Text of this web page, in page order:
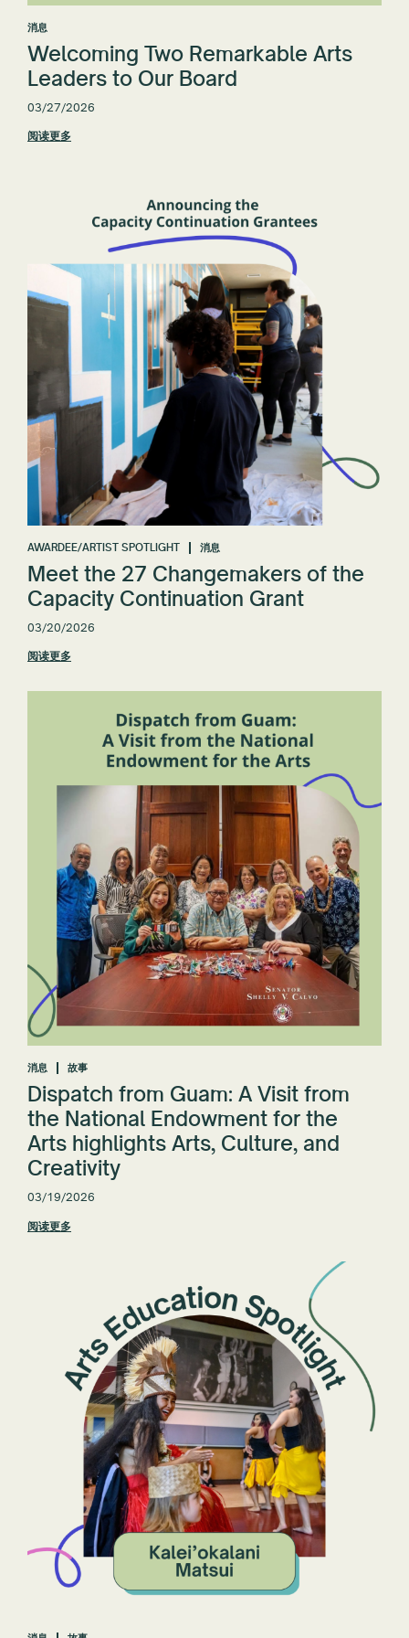
消息
Welcoming Two Remarkable Arts
Leaders to Our Board
03/27/2026
阅读更多
AWARDEE/ARTIST SPOTLIGHT 消息
Meet the 27 Changemakers of the
Capacity Continuation Grant
03/20/2026
阅读更多
消息 故事
Dispatch from Guam: A Visit from
the National Endowment for the
Arts highlights Arts, Culture, and
Creativity
03/19/2026
阅读更多